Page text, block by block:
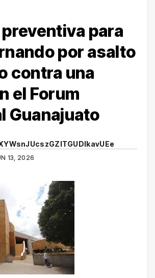
para
por asalto
contra una
el Forum
Guanajuato
13, 2026